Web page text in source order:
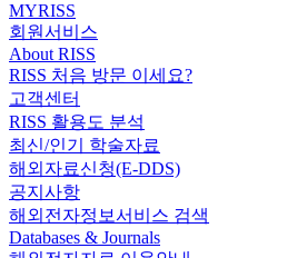
MYRISS
회원서비스
About RISS
RISS 처음 방문 이세요?
고객센터
RISS 활용도 분석
최신/인기 학술자료
해외자료신청(E-DDS)
공지사항
해외전자정보서비스 검색
Databases & Journals